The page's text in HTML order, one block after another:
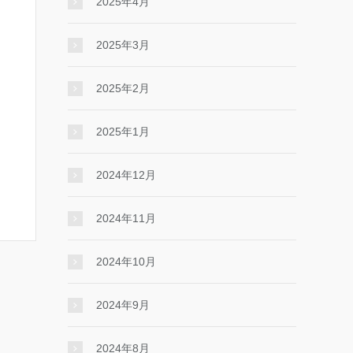
2025年3月
2025年2月
2025年1月
2024年12月
2024年11月
2024年10月
2024年9月
2024年8月